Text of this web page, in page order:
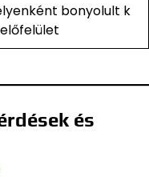
bonyolult k
és